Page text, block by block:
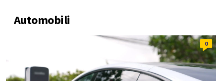
Automobili
0